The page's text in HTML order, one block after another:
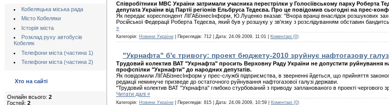
Кобеляцька міська рада
Місто Кобеляки
Історія міста
Розклад руху автобусів
Кобеляк
Телефони міста (частина 1)
Телефони міста (частина 2)
Хто на сайті
Онлайн всього: 2
Гостей: 2
Співробітники МВС України затримали учасника перестрілки у Голосіївському парку Роберта
депутата України від Партії регіонів Ельбруса Тедеєва. Про це повідомив сьогодні на прес-
Як передає кореспондент ЛІГАБізнесІнформ, Ю.Луценко вказав: "Вчора вранці внаслідок розшукових
Російської Федерації Роберта Тедеєва, який був у розшуку у зв'язку з розслідуванням обставин
»
Категорія: Новини України | Переглядів: 712 | Дата: 24.09.2009, 11:01 Коментарі (0)
"Укрнафта" б'є тривогу: проект бюджету-2010 зруйнує нафтогазову
Трудовий колектив ВАТ "Укрнафта" просить Верховну Раду України не допустити руйнування
профспілки "Укрнафти" до народних депутатів.
Як повідомили ЛІГАБізнесІнформ у прес-службі підприємства, в зверненні йдеться, що прийняття
редакції неминуче призведе до остаточного руйнування нафтогазової галузі держави.
"Трудовий колектив ВАТ "Укрнафта" глибоко стурбований з приводу запланованого в проекті чергового
Читати далі »
Категорія: Новини України | Переглядів: 815 | Дата: 24.09.2009, 10:59 Коментарі (0)